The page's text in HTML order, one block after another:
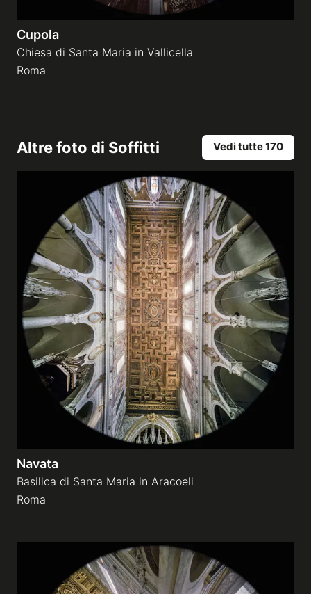
Cupola
Chiesa di Santa Maria in Vallicella
Roma
Altre foto di Soffitti Vedi tutte 170
Navata
Basilica di Santa Maria in Aracoeli
Roma